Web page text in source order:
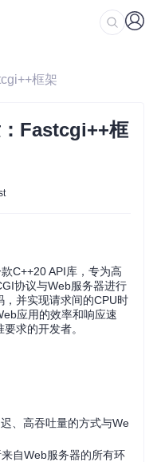
框架
Fastcgi++框
C++20 API库，专为高
协议与Web服务器进行
并实现请求间的CPU时
应用的效率和响应速
求的开发者。
、高吞吐量的方式与We
来自Web服务器的所有环